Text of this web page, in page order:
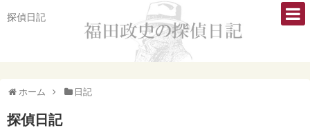
探偵日記
ホーム 日記
探偵日記